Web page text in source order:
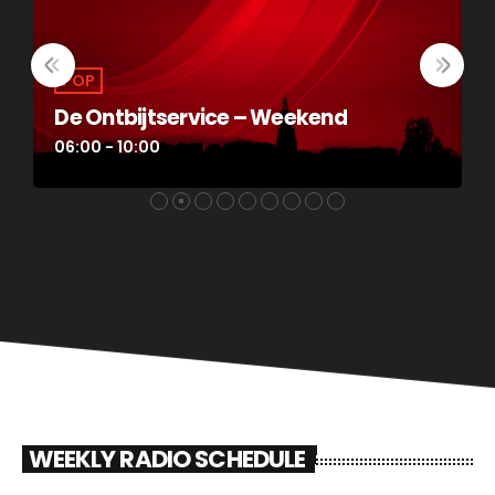
POP
Koffie Compleet
10:00 - 12:00
WEEKLY RADIO SCHEDULE